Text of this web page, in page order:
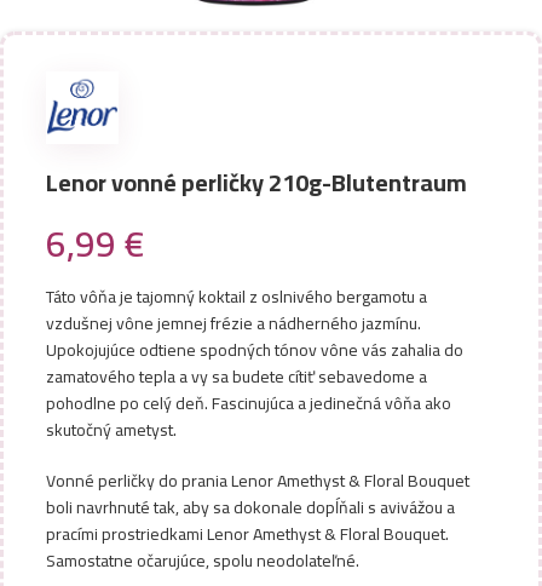
Lenor vonné perličky 210g-Blutentraum
6,99€
Táto vôňa je tajomný koktail z oslnivého bergamotu a
vzdušnej vône jemnej frézie a nádherného jazmínu.
Upokojujúce odtiene spodných tónov vône vás zahalia do
zamatového tepla a vy sa budete cítiť sebavedome a
pohodlne po celý deň. Fascinujúca a jedinečná vôňa ako
skutočný ametyst.
Vonné perličky do prania Lenor Amethyst & Floral Bouquet
boli navrhnuté tak, aby sa dokonale dopĺňali s avivážou a
pracími prostriedkami Lenor Amethyst & Floral Bouquet.
Samostatne očarujúce, spolu neodolateľné.